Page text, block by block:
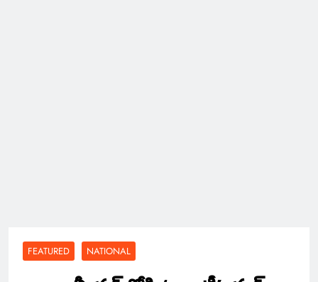
FEATURED NATIONAL